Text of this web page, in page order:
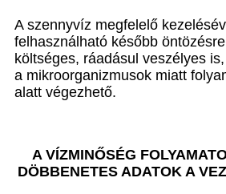
A szennyvíz megfelelő
felhasználható később
költséges, ráadásul veszélyes
a mikroorganizmusok miatt
alatt végezhető.
A VÍZMINŐSÉG
DÖBBENETES ADATOK A